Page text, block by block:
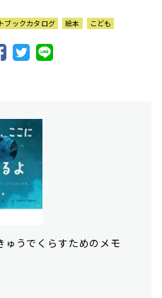
ブックカタログ 絵本 こども
ゅうでくらすためのメモ